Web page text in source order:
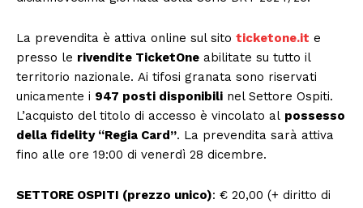
La prevendita è attiva online sul sito ticketone.it e
presso le rivendite TicketOne abilitate su tutto il
territorio nazionale. Ai tifosi granata sono riservati
unicamente i 947 posti disponibili nel Settore Ospiti.
L’acquisto del titolo di accesso è vincolato al possesso
della fidelity “Regia Card”. La prevendita sarà attiva
fino alle ore 19:00 di venerdì 28 dicembre.
SETTORE OSPITI (prezzo unico): € 20,00 (+ diritto di